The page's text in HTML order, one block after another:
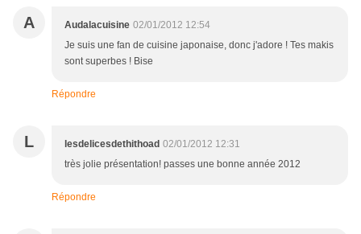
A Audalacuisine 02/01/2012 12:54
Je suis une fan de cuisine japonaise, donc j'adore ! Tes makis
sont superbes ! Bise
Répondre
L lesdelicesdethithoad 02/01/2012 12:31
très jolie présentation! passes une bonne année 2012
Répondre